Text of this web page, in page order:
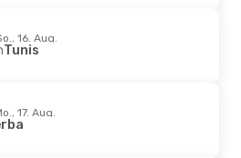
16. Aug.
Tunis
17. Aug.